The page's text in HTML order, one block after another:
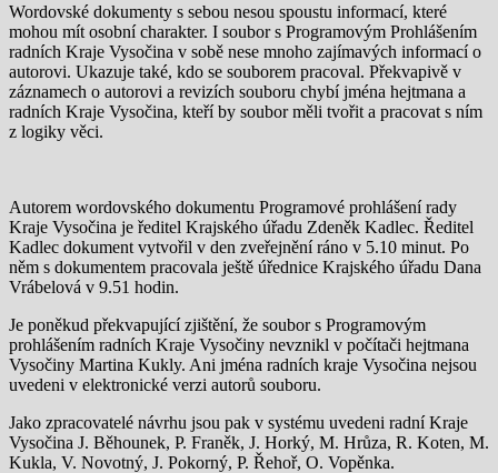
Wordovské dokumenty s sebou nesou spoustu informací, které
mohou mít osobní charakter. I soubor s Programovým Prohlášením
radních Kraje Vysočina v sobě nese mnoho zajímavých informací o
autorovi. Ukazuje také, kdo se souborem pracoval. Překvapivě v
záznamech o autorovi a revizích souboru chybí jména hejtmana a
radních Kraje Vysočina, kteří by soubor měli tvořit a pracovat s ním
z logiky věci.
Autorem wordovského dokumentu Programové prohlášení rady
Kraje Vysočina je ředitel Krajského úřadu Zdeněk Kadlec. Ředitel
Kadlec dokument vytvořil v den zveřejnění ráno v 5.10 minut. Po
něm s dokumentem pracovala ještě úřednice Krajského úřadu Dana
Vrábelová v 9.51 hodin.
Je poněkud překvapující zjištění, že soubor s Programovým
prohlášením radních Kraje Vysočiny nevznikl v počítači hejtmana
Vysočiny Martina Kukly. Ani jména radních kraje Vysočina nejsou
uvedeni v elektronické verzi autorů souboru.
Jako zpracovatelé návrhu jsou pak v systému uvedeni radní Kraje
Vysočina J. Běhounek, P. Franěk, J. Horký, M. Hrůza, R. Koten, M.
Kukla, V. Novotný, J. Pokorný, P. Řehoř, O. Vopěnka.